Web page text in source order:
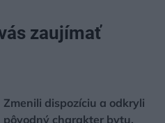
zaujímať
Zmenili dispozíciu a odkryli
pôvodný charakter bytu.